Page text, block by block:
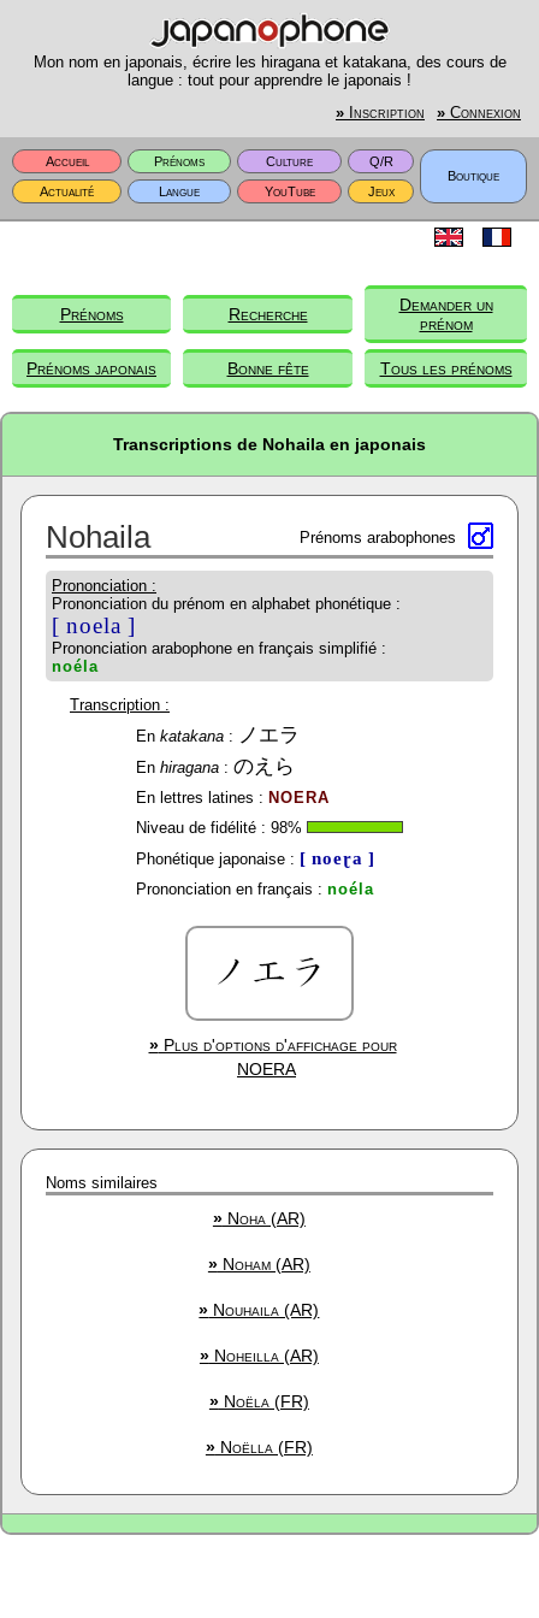
Mon nom en japonais, écrire les hiragana et katakana, des cours de
langue : tout pour apprendre le japonais !
» Inscription » Connexion
Accueil Prénoms Culture
Q/R
Boutique
Actualité
Langue YouTube Jeux
Prénoms Recherche
Demander un
prénom
Prénoms japonais Bonne fête Tous les prénoms
Transcriptions de Nohaila en japonais
Nohaila Prénoms arabophones
Prononciation :
Prononciation du prénom en alphabet phonétique :
[ noela ]
Prononciation arabophone en français simplifié :
noéla
Transcription :
En katakana : ノエラ
En hiragana : のえら
En lettres latines : NOERA
Niveau de fidélité : 98%
Phonétique japonaise : [ noeɽa ]
Prononciation en français : noéla
»Plus d'options d'affichage pour
NOERA
Noms similaires
»Noha (AR)
»Noham (AR)
» Nouhaila (AR)
»Noheilla (AR)
»Noëla (FR)
»Noëlla (FR)